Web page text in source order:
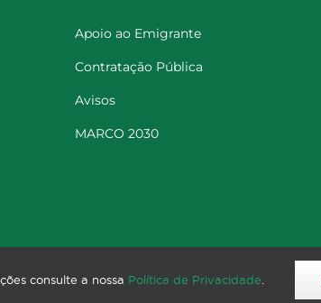
Apoio ao Emigrante
Contratação Pública
Avisos
MARCO 2030
Canaveses. Todos os direitos reservados.
consulte a nossa Política de Privacidade